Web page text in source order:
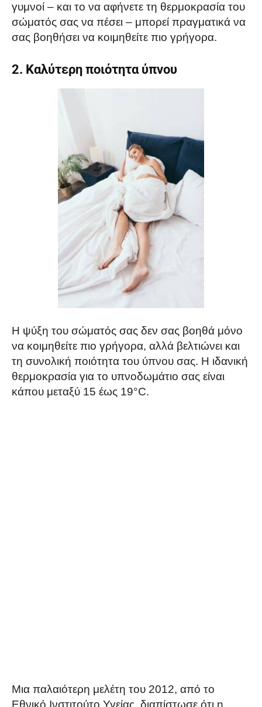
γυμνοί – και το να αφήνετε τη θερμοκρασία του
σώματός σας να πέσει – μπορεί πραγματικά να
σας βοηθήσει να κοιμηθείτε πιο γρήγορα.
2. Καλύτερη ποιότητα ύπνου
Η ψύξη του σώματός σας δεν σας βοηθά μόνο
να κοιμηθείτε πιο γρήγορα, αλλά βελτιώνει και
τη συνολική ποιότητα του ύπνου σας. Η ιδανική
θερμοκρασία για το υπνοδωμάτιο σας είναι
κάπου μεταξύ 15 έως 19°C.
Μια παλαιότερη μελέτη του 2012, από το
Εθνικό Ινστιτούτο Υγείας, διαπίστωσε ότι η